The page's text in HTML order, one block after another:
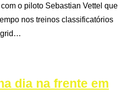
o piloto Sebastian Vettel que
nos treinos classificatórios
grid…
dia na frente em